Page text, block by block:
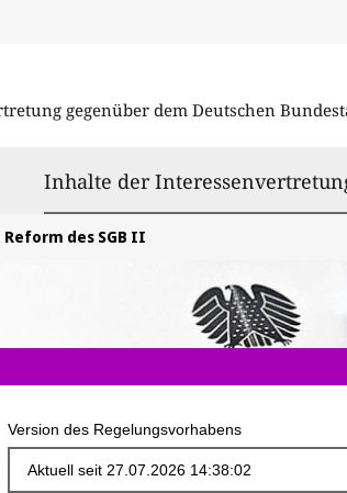
gegenüber dem Deutschen
Inhalte der
des SGB II
Version des Regelungsvorhabens